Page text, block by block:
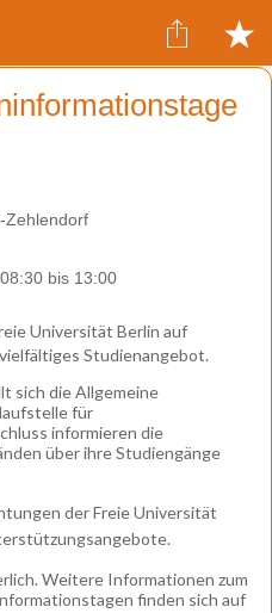
Zehlendorf
bis 13:00
Universität Berlin auf
Studienangebot.
sich die Allgemeine
für
informieren die
über ihre Studiengänge
derFreie Universität
Weitere Informationen zum
finden sich auf